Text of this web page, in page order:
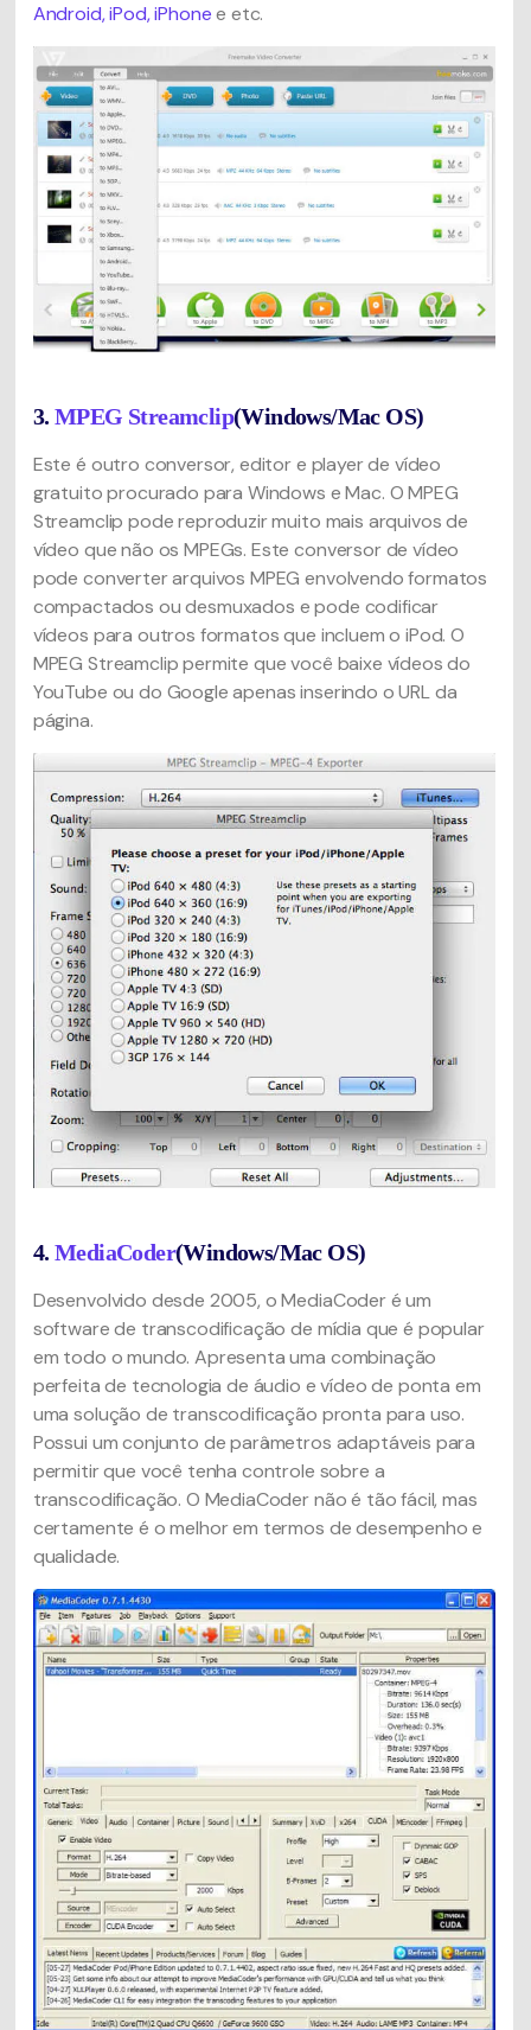
Android, iPod, iPhonee etc.
3. MPEG Streamclip(Windows/Mac OS)
Este é outro conversor, editor e player de vídeo
gratuito procurado para Windows e Mac. O MPEG
Streamclip pode reproduzir muito mais arquivos de
vídeo que não os MPEGs. Este conversor de vídeo
pode converter arquivos MPEG envolvendo formatos
compactados ou desmuxados e pode codificar
vídeos para outros formatos que incluem o iPod. O
MPEG Streamclip permite que você baixe vídeos do
YouTube ou do Google apenas inserindo o URL da
página.
4. MediaCoder(Windows/Mac OS)
Desenvolvido desde 2005, o MediaCoder é um
software de transcodificação de mídia que é popular
em todo o mundo. Apresenta uma combinação
perfeita de tecnologia de áudio e vídeo de ponta em
uma solução de transcodificação pronta para uso.
Possui um conjunto de parâmetros adaptáveis ​​para
permitir que você tenha controle sobre a
transcodificação. O MediaCoder não é tão fácil, mas
certamente é o melhor em termos de desempenho e
qualidade.